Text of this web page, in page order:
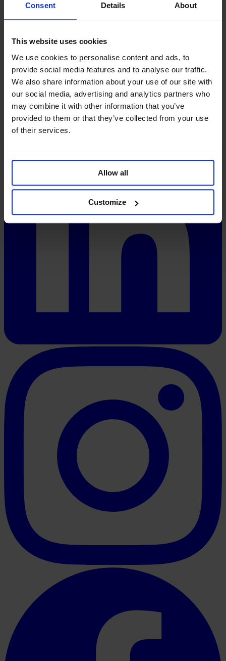
Consent Details About
This website uses cookies
We use cookies to personalise content and ads, to
provide social media features and to analyse our traffic.
We also share information about your use of our site with
our social media, advertising and analytics partners who
may combine it with other information that you’ve
provided to them or that they’ve collected from your use
of their services.
Allow all
Customize
Blog
Visión y misión
Aspectos técnicos
FAQ
Precios
System-Status
Redes sociales